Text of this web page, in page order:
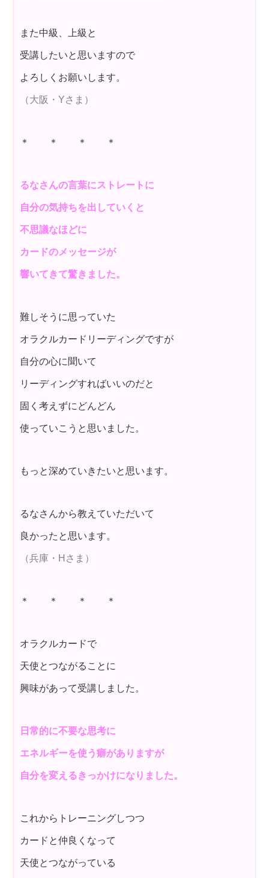
また中級、上級と
受講したいと思いますので
よろしくお願いします。
（大阪・Yさま）
＊ ＊ ＊ ＊
るなさんの言葉にストレートに
自分の気持ちを出していくと
不思議なほどに
カードのメッセージが
響いてきて驚きました。
難しそうに思っていた
オラクルカードリーディングですが
自分の心に聞いて
リーディングすればいいのだと
固く考えずにどんどん
使っていこうと思いました。
もっと深めていきたいと思います。
るなさんから教えていただいて
良かったと思います。
（兵庫・Hさま）
＊ ＊ ＊ ＊
オラクルカードで
天使とつながることに
興味があって受講しました。
日常的に不要な思考に
エネルギーを使う癖がありますが
自分を変えるきっかけになりました。
これからトレーニングしつつ
カードと仲良くなって
天使とつながっている